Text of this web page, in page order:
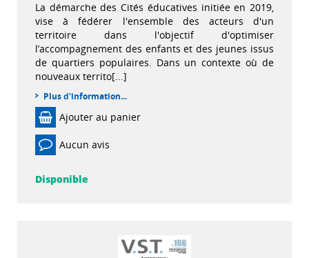
La démarche des Cités éducatives initiée en 2019,
vise à fédérer l'ensemble des acteurs d'un
territoire dans l'objectif d'optimiser
l’accompagnement des enfants et des jeunes issus
de quartiers populaires. Dans un contexte où de
nouveaux territo[...]
Plus d'information...
Ajouter au panier
Aucun avis
Disponible